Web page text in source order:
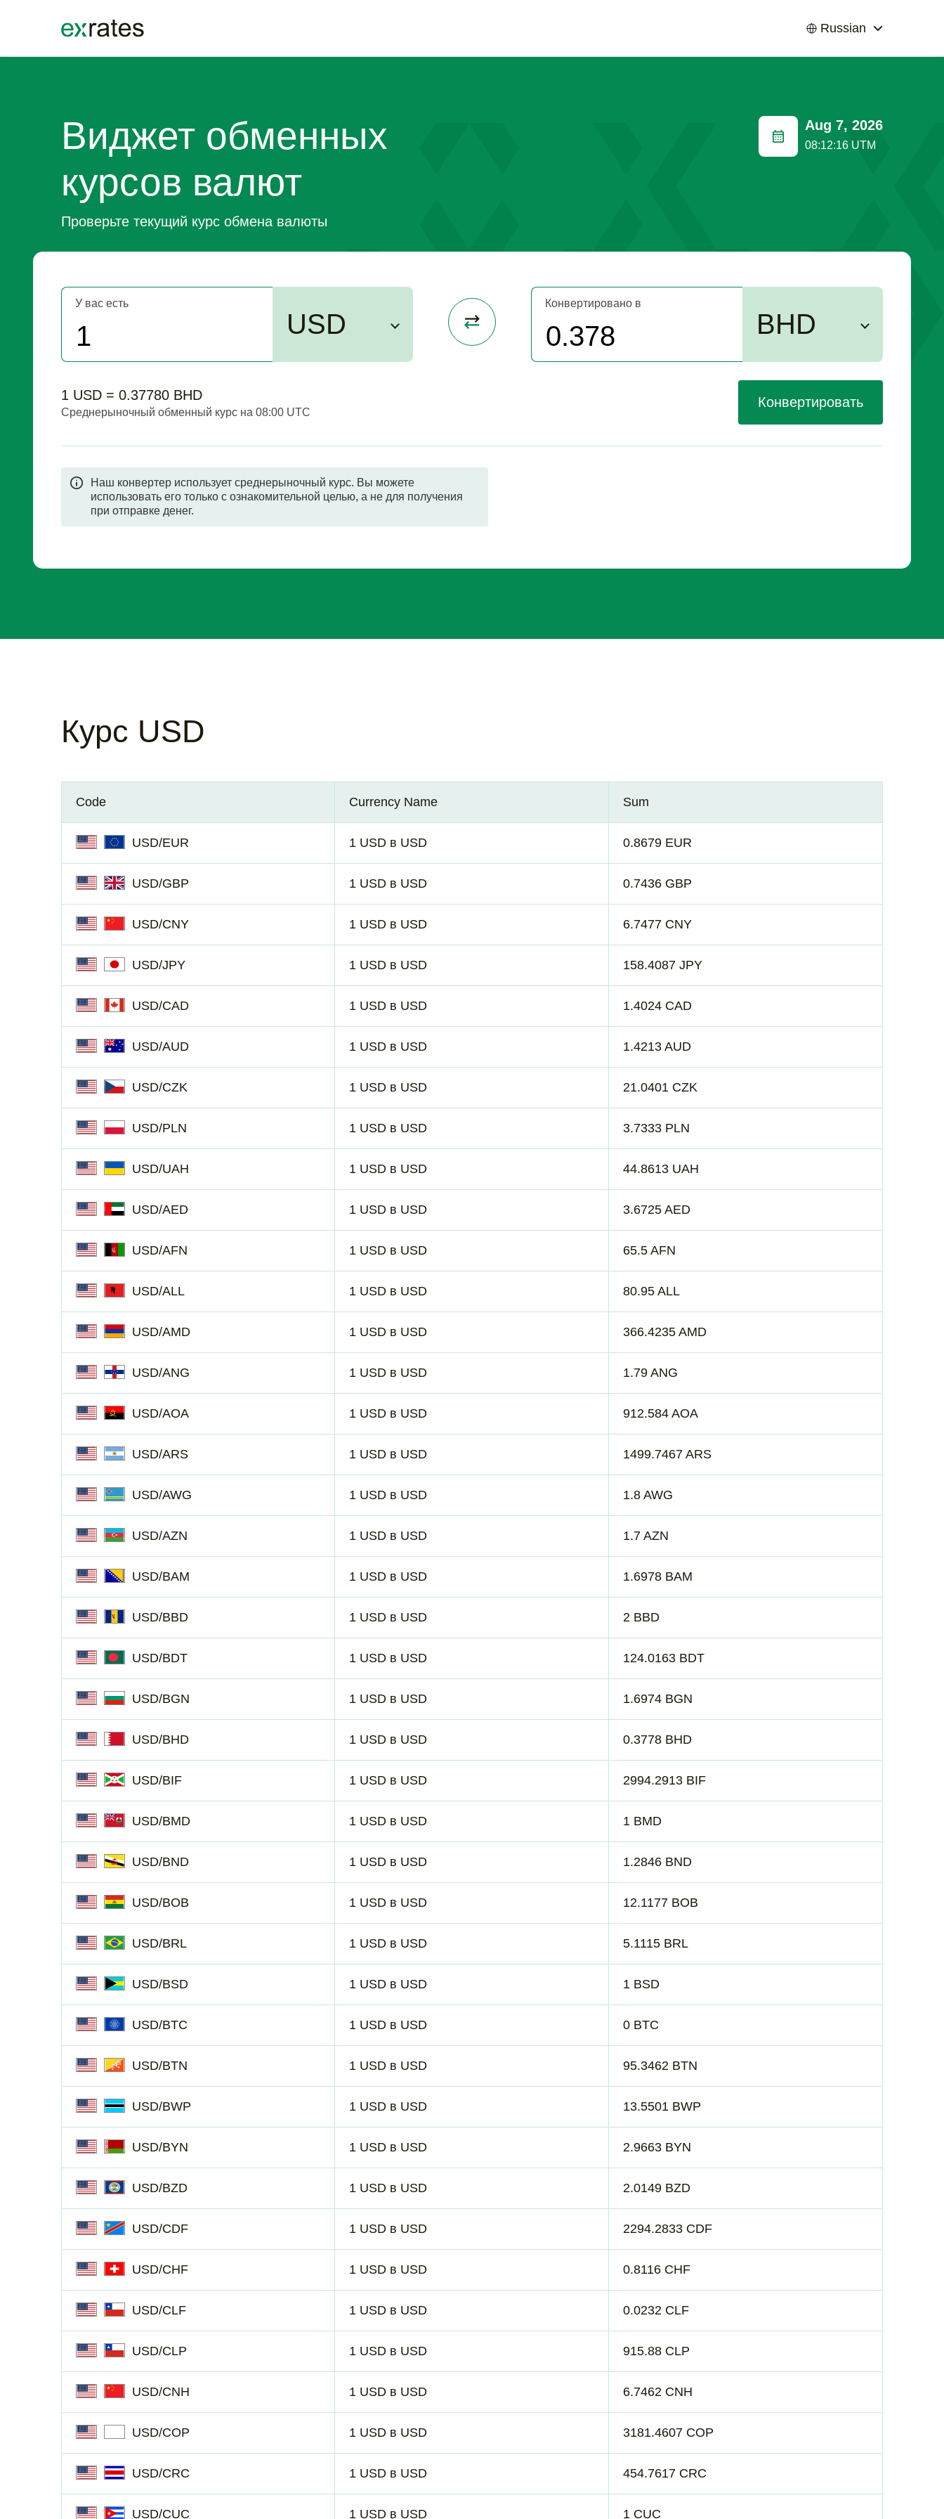
Russian
Виджет обменных
курсов валют
Проверьте текущий курс обмена валюты
Aug 7, 2026
08:12:17 UTM
У вас есть
USD
Конвертировано в
BHD
1 USD = 0.37780 BHD
Среднерыночный обменный курс на 08:00 UTC
Конвертировать
Наш конвертер использует среднерыночный курс. Вы можете
использовать его только с ознакомительной целью, а не для получения
при отправке денег.
Курс USD
Code Currency Name Sum
USD/EUR 1 USD в USD 0.8679 EUR
USD/GBP 1 USD в USD 0.7436 GBP
USD/CNY 1 USD в USD 6.7477 CNY
USD/JPY 1 USD в USD 158.4087 JPY
USD/CAD 1 USD в USD 1.4024 CAD
USD/AUD 1 USD в USD 1.4213 AUD
USD/CZK 1 USD в USD 21.0401 CZK
USD/PLN 1 USD в USD 3.7333 PLN
USD/UAH 1 USD в USD 44.8613 UAH
USD/AED 1 USD в USD 3.6725 AED
USD/AFN 1 USD в USD 65.5 AFN
USD/ALL 1 USD в USD 80.95 ALL
USD/AMD 1 USD в USD 366.4235 AMD
USD/ANG 1 USD в USD 1.79 ANG
USD/AOA 1 USD в USD 912.584 AOA
USD/ARS 1 USD в USD 1499.7467 ARS
USD/AWG 1 USD в USD 1.8 AWG
USD/AZN 1 USD в USD 1.7 AZN
USD/BAM 1 USD в USD 1.6978 BAM
USD/BBD 1 USD в USD 2 BBD
USD/BDT 1 USD в USD 124.0163 BDT
USD/BGN 1 USD в USD 1.6974 BGN
USD/BHD 1 USD в USD 0.3778 BHD
USD/BIF 1 USD в USD 2994.2913 BIF
USD/BMD 1 USD в USD 1 BMD
USD/BND 1 USD в USD 1.2846 BND
USD/BOB 1 USD в USD 12.1177 BOB
USD/BRL 1 USD в USD 5.1115 BRL
USD/BSD 1 USD в USD 1 BSD
USD/BTC 1 USD в USD 0 BTC
USD/BTN 1 USD в USD 95.3462 BTN
USD/BWP 1 USD в USD 13.5501 BWP
USD/BYN 1 USD в USD 2.9663 BYN
USD/BZD 1 USD в USD 2.0149 BZD
USD/CDF 1 USD в USD 2294.2833 CDF
USD/CHF 1 USD в USD 0.8116 CHF
USD/CLF 1 USD в USD 0.0232 CLF
USD/CLP 1 USD в USD 915.88 CLP
USD/CNH 1 USD в USD 6.7462 CNH
USD/COP 1 USD в USD 3181.4607 COP
USD/CRC 1 USD в USD 454.7617 CRC
USD/CUC 1 USD в USD 1 CUC